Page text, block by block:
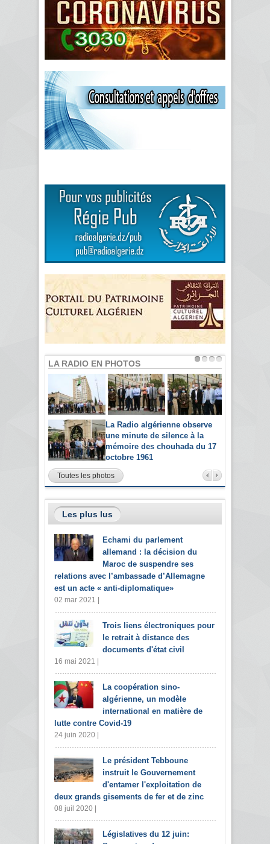
LA RADIO EN PHOTOS
La Radio algérienne observe
une minute de silence à la
mémoire des chouhada du 17
octobre 1961
Toutes les photos
Les plus lus
Echami du parlement
allemand : la décision du
Maroc de suspendre ses
relations avec l’ambassade d’Allemagne
est un acte « anti-diplomatique»
02 mar 2021 |
Trois liens électroniques pour
le retrait à distance des
documents d'état civil
16 mai 2021 |
La coopération sino-
algérienne, un modèle
international en matière de
lutte contre Covid-19
24 juin 2020 |
Le président Tebboune
instruit le Gouvernement
d'entamer l'exploitation de
deux grands gisements de fer et de zinc
08 juil 2020 |
Législatives du 12 juin: